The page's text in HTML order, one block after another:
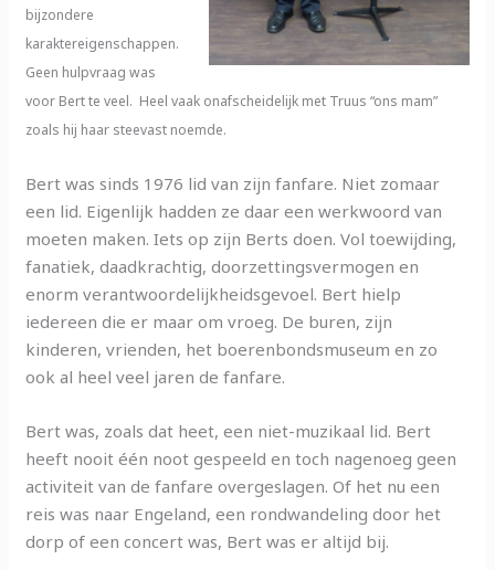
bijzondere
karaktereigenschappen.
Geen hulpvraag was
voor Bert te veel. Heel vaak onafscheidelijk met Truus “ons mam”
zoals hij haar steevast noemde.
Bert was sinds 1976 lid van zijn fanfare. Niet zomaar
een lid. Eigenlijk hadden ze daar een werkwoord van
moeten maken. Iets op zijn Berts doen. Vol toewijding,
fanatiek, daadkrachtig, doorzettingsvermogen en
enorm verantwoordelijkheidsgevoel. Bert hielp
iedereen die er maar om vroeg. De buren, zijn
kinderen, vrienden, het boerenbondsmuseum en zo
ook al heel veel jaren de fanfare.
Bert was, zoals dat heet, een niet-muzikaal lid. Bert
heeft nooit één noot gespeeld en toch nagenoeg geen
activiteit van de fanfare overgeslagen. Of het nu een
reis was naar Engeland, een rondwandeling door het
dorp of een concert was, Bert was er altijd bij.